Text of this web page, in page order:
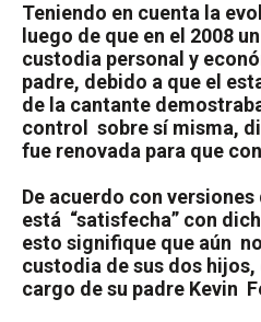
Teniendo en cuenta la
luego de que en el 2008
custodia personal y
padre, debido a que el
de la cantante
control
sobre sí misma,
fue renovada para que
De acuerdo con
está “satisfecha” con
esto signifique que aún
custodia de sus dos
cargo de su padre Kevin